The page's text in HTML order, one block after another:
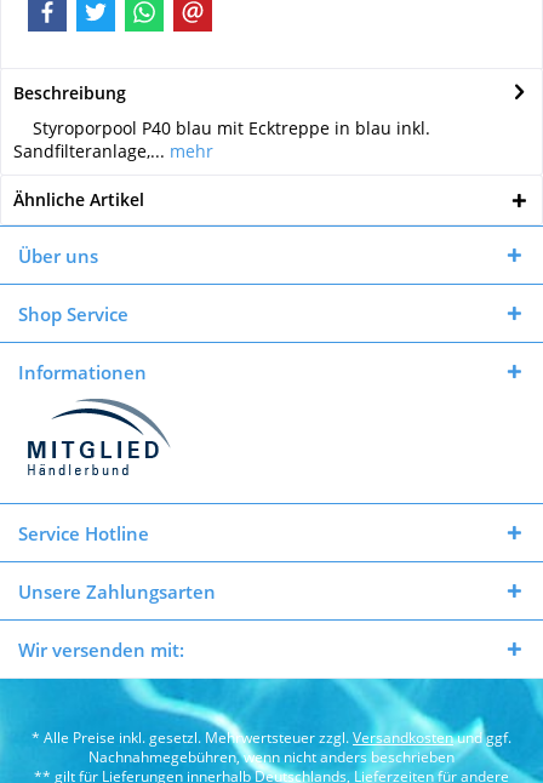
Beschreibung
Styroporpool P40 blau mit Ecktreppe in blau inkl.
Sandfilteranlage,... mehr
Ähnliche Artikel
Über uns
Shop Service
Informationen
Service Hotline
Unsere Zahlungsarten
Wir versenden mit:
* Alle Preise inkl. gesetzl. Mehrwertsteuer zzgl.Versandkostenund ggf.
Nachnahmegebühren, wenn nicht anders beschrieben
** gilt für Lieferungen innerhalb Deutschlands, Lieferzeiten für andere